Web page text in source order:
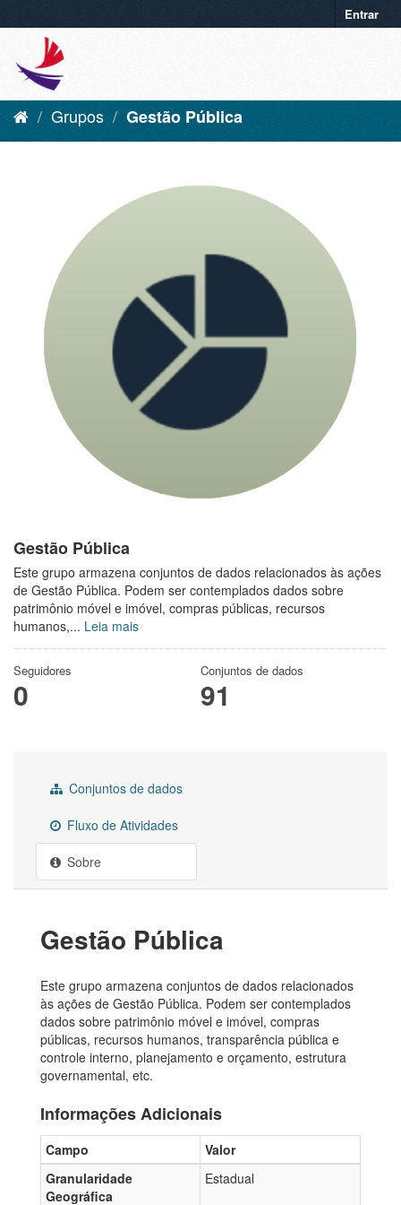
Entrar
Grupos Gestão Pública
Gestão Pública
Este grupo armazena conjuntos de dados relacionados às ações
de Gestão Pública. Podem ser contemplados dados sobre
patrimônio móvel e imóvel, compras públicas, recursos
humanos,... Leia mais
Seguidores
0
Conjuntos de dados
91
Conjuntos de dados
Fluxo de Atividades
Sobre
Gestão Pública
Este grupo armazena conjuntos de dados relacionados
às ações de Gestão Pública. Podem ser contemplados
dados sobre patrimônio móvel e imóvel, compras
públicas, recursos humanos, transparência pública e
controle interno, planejamento e orçamento, estrutura
governamental, etc.
Informações Adicionais
Campo
Valor
Granularidade
Geográfica
Estadual